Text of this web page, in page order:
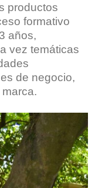
productos
formativo
años,
vez temáticas
de negocio,